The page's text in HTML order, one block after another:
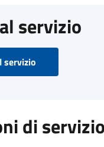
servizio
servizio
di servizio